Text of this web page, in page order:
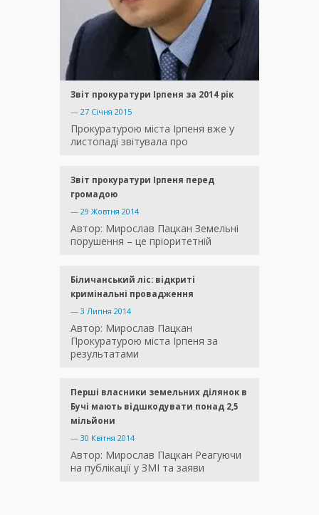
Звіт прокуратури Ірпеня за 2014 рік
— 27 Січня 2015
Прокуратурою міста Ірпеня вже у
листопаді звітувала про
Звіт прокуратури Ірпеня перед
громадою
— 29 Жовтня 2014
Автор: Мирослав Пацкан Земельні
порушення – це пріоритетній
Біличанський ліс: відкриті
кримінальні провадження
— 3 Липня 2014
Автор: Мирослав Пацкан
Прокуратурою міста Ірпеня за
результатами
Перші власники земельних ділянок в
Бучі мають відшкодувати понад 2,5
мільйони
— 30 Квітня 2014
Автор: Мирослав Пацкан Реагуючи
на публікації у ЗМІ та заяви